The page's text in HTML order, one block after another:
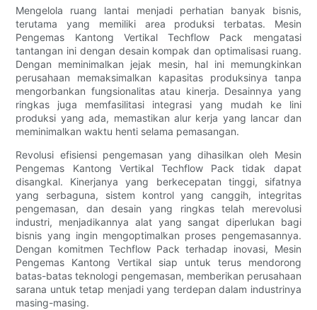
Mengelola ruang lantai menjadi perhatian banyak bisnis,
terutama yang memiliki area produksi terbatas. Mesin
Pengemas Kantong Vertikal Techflow Pack mengatasi
tantangan ini dengan desain kompak dan optimalisasi ruang.
Dengan meminimalkan jejak mesin, hal ini memungkinkan
perusahaan memaksimalkan kapasitas produksinya tanpa
mengorbankan fungsionalitas atau kinerja. Desainnya yang
ringkas juga memfasilitasi integrasi yang mudah ke lini
produksi yang ada, memastikan alur kerja yang lancar dan
meminimalkan waktu henti selama pemasangan.
Revolusi efisiensi pengemasan yang dihasilkan oleh Mesin
Pengemas Kantong Vertikal Techflow Pack tidak dapat
disangkal. Kinerjanya yang berkecepatan tinggi, sifatnya
yang serbaguna, sistem kontrol yang canggih, integritas
pengemasan, dan desain yang ringkas telah merevolusi
industri, menjadikannya alat yang sangat diperlukan bagi
bisnis yang ingin mengoptimalkan proses pengemasannya.
Dengan komitmen Techflow Pack terhadap inovasi, Mesin
Pengemas Kantong Vertikal siap untuk terus mendorong
batas-batas teknologi pengemasan, memberikan perusahaan
sarana untuk tetap menjadi yang terdepan dalam industrinya
masing-masing.